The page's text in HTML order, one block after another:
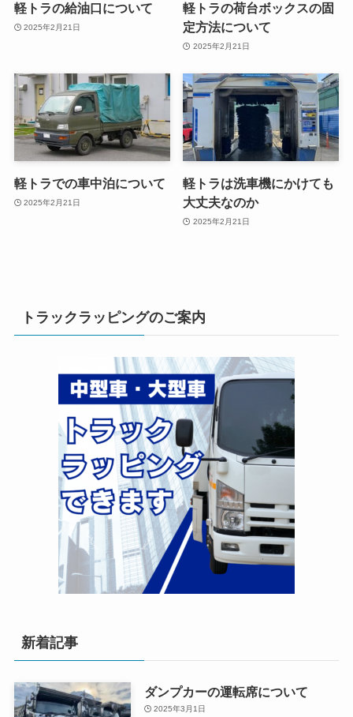
軽トラの給油口について
2025年2月21日
軽トラの荷台ボックスの固
定方法について
2025年2月21日
軽トラでの車中泊について
2025年2月21日
軽トラは洗車機にかけても
大丈夫なのか
2025年2月21日
トラックラッピングのご案内
新着記事
ダンプカーの運転席について
2025年3月1日